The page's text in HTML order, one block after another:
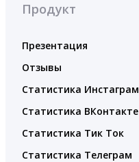
Продукт
Презентация
Отзывы
Статистика Инстаграм
Статистика ВКонтакте
Статистика Тик Ток
Статистика Телеграм